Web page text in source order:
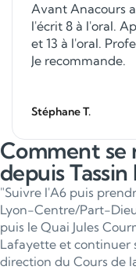
Avant Anacours au
l'écrit 8 à l'oral. Après Anacours au bac 14 à l'écrit
et 13 à l'oral.
Je recommande.
Stéphane T.
Comment se
depuis
"Suivre l'A6 puis
Lyon-Centre/Part-
puis le Quai Jules
Lafayette et continuer
direction du Cours de